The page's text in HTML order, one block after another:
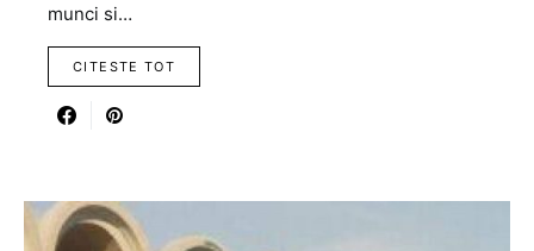
munci si…
CITESTE TOT